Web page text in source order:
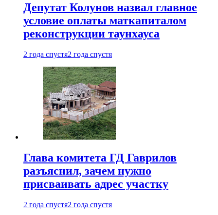
Депутат Колунов назвал главное
условие оплаты маткапиталом
реконструкции таунхауса
2 года спустя2 года спустя
Глава комитета ГД Гаврилов
разъяснил, зачем нужно
присваивать адрес участку
2 года спустя2 года спустя